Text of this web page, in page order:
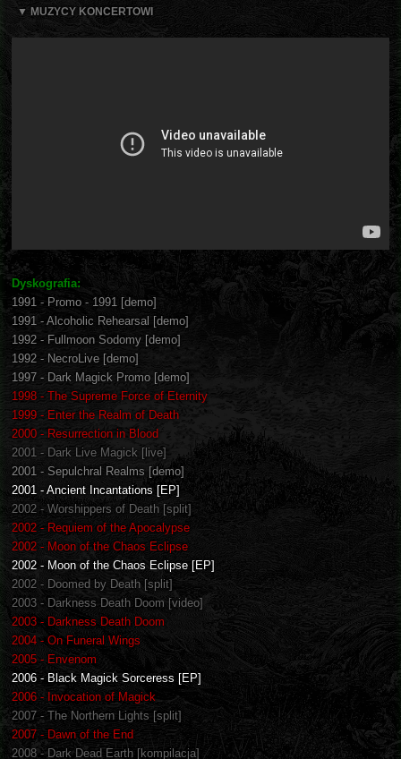
▼ MUZYCY KONCERTOWI
Dyskografia:
1991 - Promo - 1991 [demo]
1991 - Alcoholic Rehearsal [demo]
1992 - Fullmoon Sodomy [demo]
1992 - NecroLive [demo]
1997 - Dark Magick Promo [demo]
1998 - The Supreme Force of Eternity
1999 - Enter the Realm of Death
2000 - Resurrection in Blood
2001 - Dark Live Magick [live]
2001 - Sepulchral Realms [demo]
2001 - Ancient Incantations [EP]
2002 - Worshippers of Death [split]
2002 - Requiem of the Apocalypse
2002 - Moon of the Chaos Eclipse
2002 - Moon of the Chaos Eclipse [EP]
2002 - Doomed by Death [split]
2003 - Darkness Death Doom [video]
2003 - Darkness Death Doom
2004 - On Funeral Wings
2005 - Envenom
2006 - Black Magick Sorceress [EP]
2006 - Invocation of Magick
2007 - The Northern Lights [split]
2007 - Dawn of the End
2008 - Dark Dead Earth [kompilacja]